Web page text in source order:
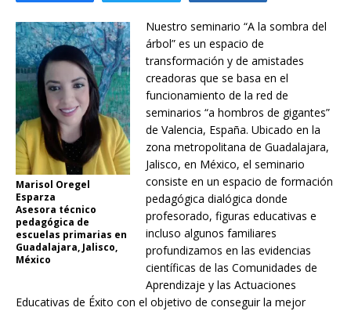
Marisol Oregel
Esparza
Asesora técnico
pedagógica de
escuelas primarias en
Guadalajara, Jalisco,
México
Nuestro seminario “A la sombra del
árbol” es un espacio de
transformación y de amistades
creadoras que se basa en el
funcionamiento de la red de
seminarios “a hombros de gigantes”
de Valencia, España. Ubicado en la
zona metropolitana de Guadalajara,
Jalisco, en México, el seminario
consiste en un espacio de formación
pedagógica dialógica donde
profesorado, figuras educativas e
incluso algunos familiares
profundizamos en las evidencias
científicas de las Comunidades de
Aprendizaje y las Actuaciones
Educativas de Éxito con el objetivo de conseguir la mejor